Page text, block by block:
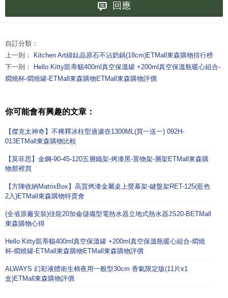
回應
自訂分類：
上一則：
Kitchen Art綠鈦晶原石不沾奶鍋(18cm)ETMall東森購物排行榜
下一則：
Hello Kitty凱蒂貓400ml真空保溫罐 +200ml真空保溫瓶暖心組合-
燜燒杯-燜燒罐-ETMall東森購物ETMall東森購物評價
你可能會有興趣的文章：
【傑克太神奇】不稀釋冰柱型過濾壺1300ML(買一送一) 092H-
013ETMall東森購物比較
【莫菲思】金鋼-90-45-120五層鐵架-烤漆黑-置物架-層架ETMall東森購
物那裡買
【方陣收納MatrixBox】高質烤漆金屬桌上螢幕架-鍵盤架RET-125(藍色
2入)ETMall東森購物特賣會
(全省原廠安裝)佳龍20加侖儲備型電熱水器立地式熱水器JS20-BETMall
東森購物心得
Hello Kitty凱蒂貓400ml真空保溫罐 +200ml真空保溫瓶暖心組合-燜燒
杯-燜燒罐-ETMall東森購物ETMall東森購物評價
ALWAYS 幻彩液體衛生棉夜用一般型30cm 香氣限定版(11片x1
盒)ETMall東森購物評價